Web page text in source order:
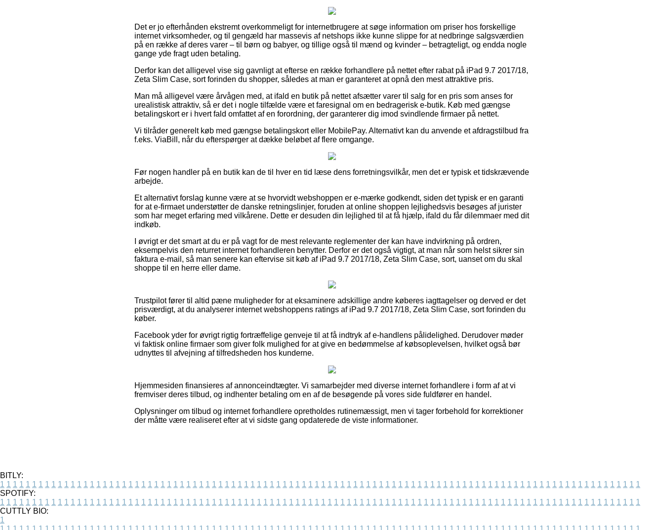
Det er jo efterhånden ekstremt overkommeligt for internetbrugere at søge information om priser hos forskellige
internet virksomheder, og til gengæld har massevis af netshops ikke kunne slippe for at nedbringe salgsværdien
på en række af deres varer – til børn og babyer, og tillige også til mænd og kvinder – betragteligt, og endda nogle
gange yde fragt uden betaling.
Derfor kan det alligevel vise sig gavnligt at efterse en række forhandlere på nettet efter rabat på iPad 9.7 2017/18,
Zeta Slim Case, sort forinden du shopper, således at man er garanteret at opnå den mest attraktive pris.
Man må alligevel være årvågen med, at ifald en butik på nettet afsætter varer til salg for en pris som anses for
urealistisk attraktiv, så er det i nogle tilfælde være et faresignal om en bedragerisk e-butik. Køb med gængse
betalingskort er i hvert fald omfattet af en forordning, der garanterer dig imod svindlende firmaer på nettet.
Vi tilråder generelt køb med gængse betalingskort eller MobilePay. Alternativt kan du anvende et afdragstilbud fra
f.eks. ViaBill, når du efterspørger at dække beløbet af flere omgange.
Før nogen handler på en butik kan de til hver en tid læse dens forretningsvilkår, men det er typisk et tidskrævende
arbejde.
Et alternativt forslag kunne være at se hvorvidt webshoppen er e-mærke godkendt, siden det typisk er en garanti
for at e-firmaet understøtter de danske retningslinjer, foruden at online shoppen lejlighedsvis besøges af jurister
som har meget erfaring med vilkårene. Dette er desuden din lejlighed til at få hjælp, ifald du får dilemmaer med dit
indkøb.
I øvrigt er det smart at du er på vagt for de mest relevante reglementer der kan have indvirkning på ordren,
eksempelvis den returret internet forhandleren benytter. Derfor er det også vigtigt, at man når som helst sikrer sin
faktura e-mail, så man senere kan eftervise sit køb af iPad 9.7 2017/18, Zeta Slim Case, sort, uanset om du skal
shoppe til en herre eller dame.
Trustpilot fører til altid pæne muligheder for at eksaminere adskillige andre køberes iagttagelser og derved er det
prisværdigt, at du analyserer internet webshoppens ratings af iPad 9.7 2017/18, Zeta Slim Case, sort forinden du
køber.
Facebook yder for øvrigt rigtig fortræffelige genveje til at få indtryk af e-handlens pålidelighed. Derudover møder
vi faktisk online firmaer som giver folk mulighed for at give en bedømmelse af købsoplevelsen, hvilket også bør
udnyttes til afvejning af tilfredsheden hos kunderne.
Hjemmesiden finansieres af annonceindtægter. Vi samarbejder med diverse internet forhandlere i form af at vi
fremviser deres tilbud, og indhenter betaling om en af de besøgende på vores side fuldfører en handel.
Oplysninger om tilbud og internet forhandlere opretholdes rutinemæssigt, men vi tager forbehold for korrektioner
der måtte være realiseret efter at vi sidste gang opdaterede de viste informationer.
BITLY:
1 1 1 1 1 1 1 1 1 1 1 1 1 1 1 1 1 1 1 1 1 1 1 1 1 1 1 1 1 1 1 1 1 1 1 1 1 1 1 1 1 1 1 1 1 1 1 1 1 1 1 1 1 1 1 1 1 1 1 1 1 1 1 1 1 1 1 1 1 1 1 1 1 1 1 1 1 1 1 1 1 1 1 1 1 1 1 1 1 1 1 1 1 1 1 1 1 1 1 1
SPOTIFY:
1 1 1 1 1 1 1 1 1 1 1 1 1 1 1 1 1 1 1 1 1 1 1 1 1 1 1 1 1 1 1 1 1 1 1 1 1 1 1 1 1 1 1 1 1 1 1 1 1 1 1 1 1 1 1 1 1 1 1 1 1 1 1 1 1 1 1 1 1 1 1 1 1 1 1 1 1 1 1 1 1 1 1 1 1 1 1 1 1 1 1 1 1 1 1 1 1 1 1 1
CUTTLY BIO:
1